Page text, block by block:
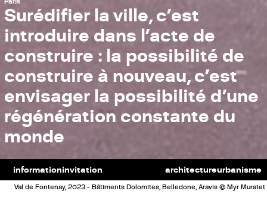
informationinvitation architectureurbanisme
Surédifier la ville, c’est
introduire dans l’acte de
construire : la possibilité de
construire à nouveau, c’est
envisager la possibilité d’une
régénération constante du
monde
Val de Fontenay, 2023 - Bâtiments Dolomites, Belledone, Aravis © Myr Muratet